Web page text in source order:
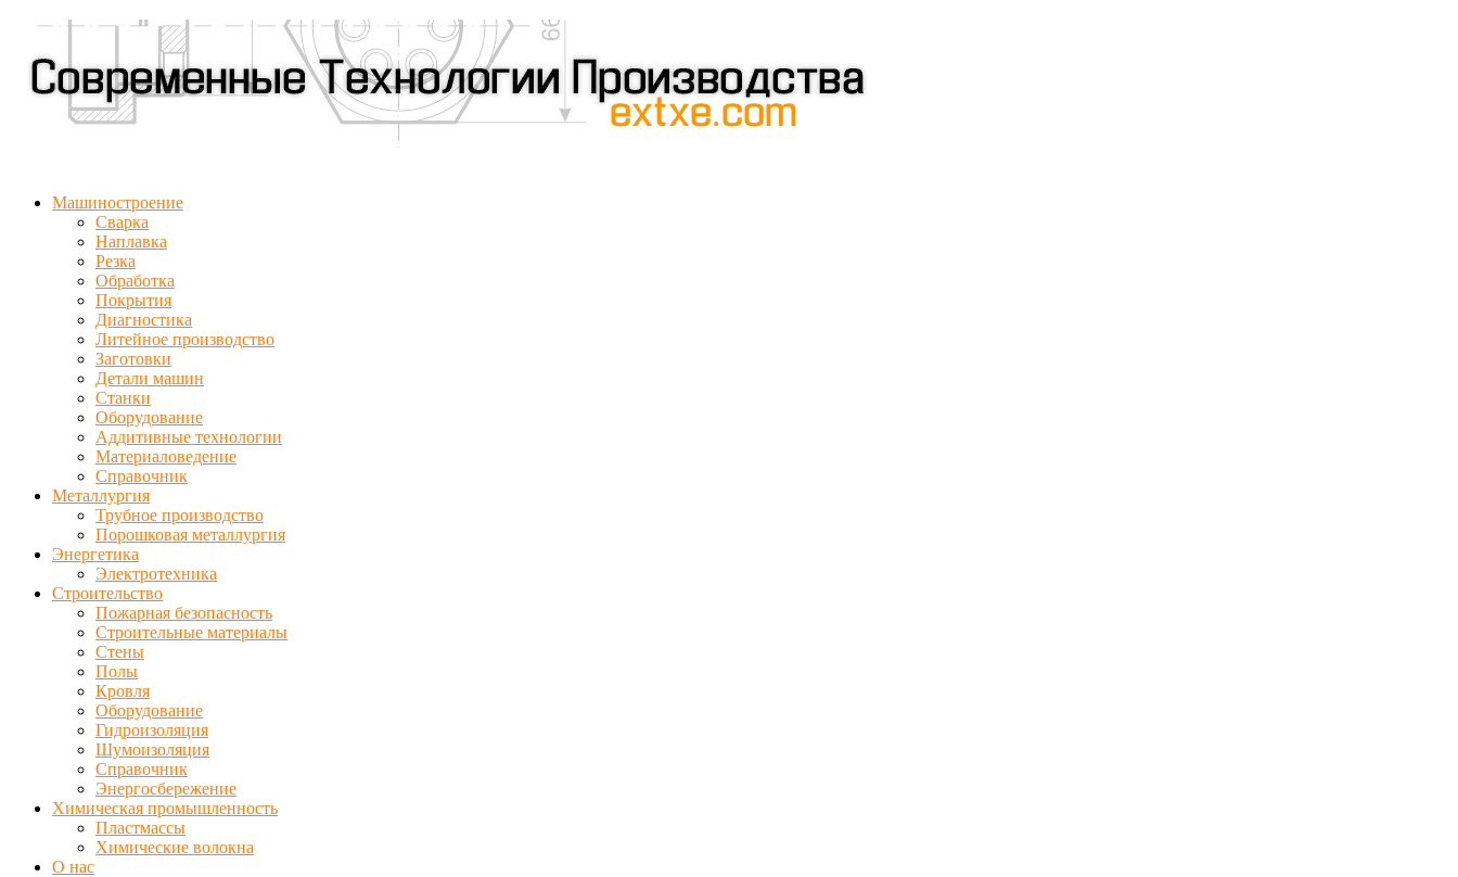
Машиностроение
Сварка
Наплавка
Резка
Обработка
Покрытия
Диагностика
Литейное производство
Заготовки
Детали машин
Станки
Оборудование
Аддитивные технологии
Материаловедение
Справочник
Металлургия
Трубное производство
Порошковая металлургия
Энергетика
Электротехника
Строительство
Пожарная безопасность
Строительные материалы
Стены
Полы
Кровля
Оборудование
Гидроизоляция
Шумоизоляция
Справочник
Энергосбережение
Химическая промышленность
Пластмассы
Химические волокна
О нас